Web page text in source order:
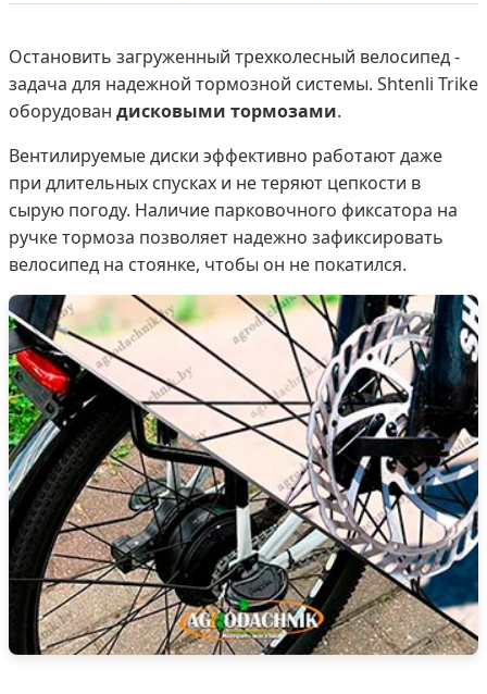
Остановить загруженный трехколесный велосипед -
задача для надежной тормозной системы. Shtenli Trike
оборудован дисковыми тормозами.
Вентилируемые диски эффективно работают даже
при длительных спусках и не теряют цепкости в
сырую погоду. Наличие парковочного фиксатора на
ручке тормоза позволяет надежно зафиксировать
велосипед на стоянке, чтобы он не покатился.